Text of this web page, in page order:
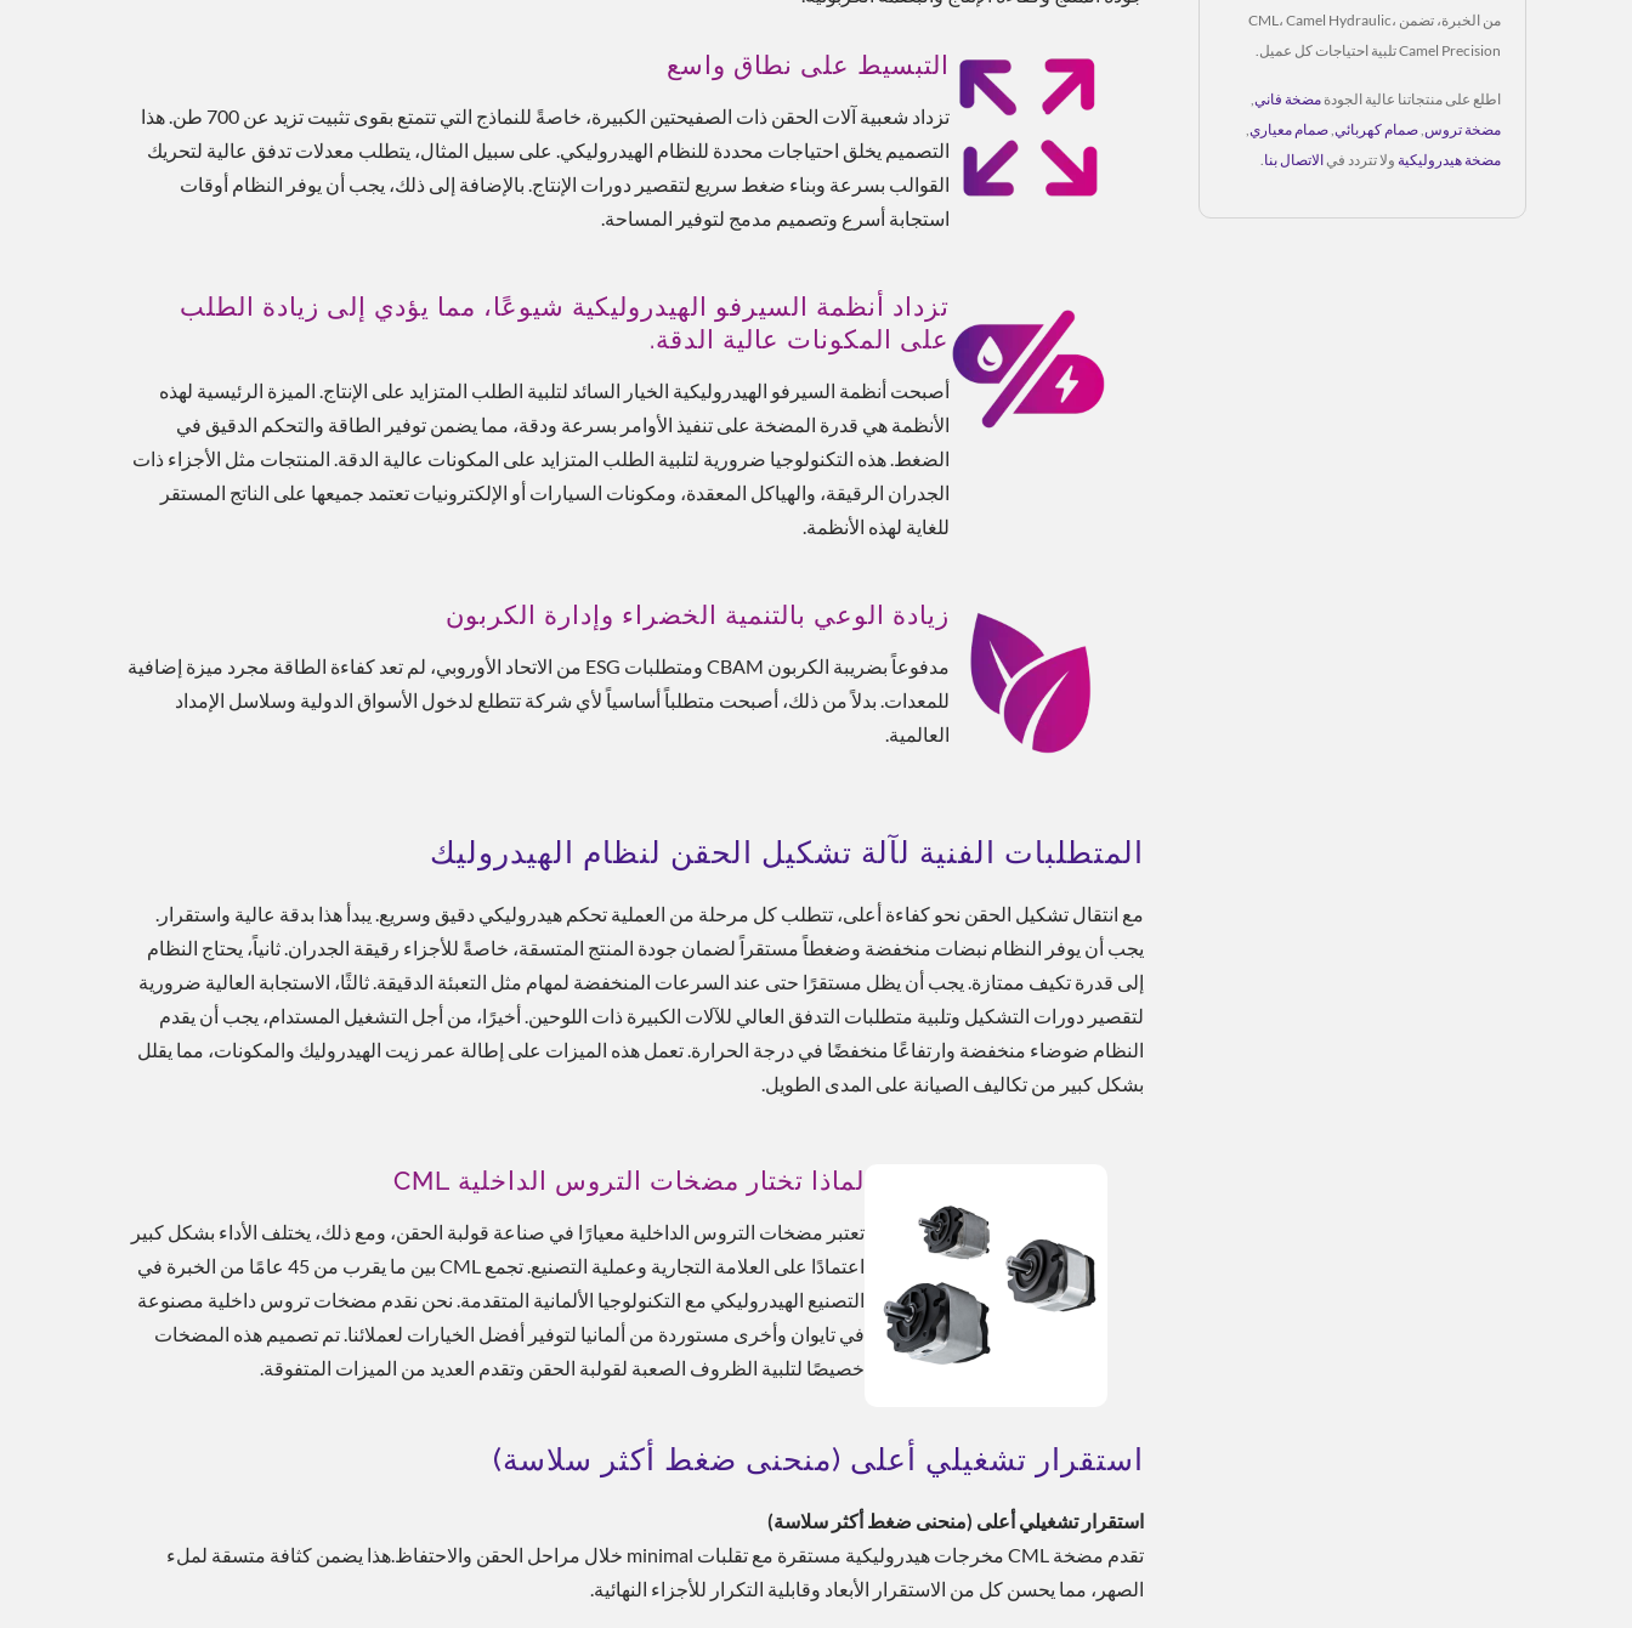
التبسيط على نطاق واسع
تزداد شعبية آلات الحقن ذات الصفيحتين الكبيرة، خاصةً للنماذج التي تتمتع بقوى تثبيت تزيد عن 700 طن. هذا
التصميم يخلق احتياجات محددة للنظام الهيدروليكي. على سبيل المثال، يتطلب معدلات تدفق عالية لتحريك
القوالب بسرعة وبناء ضغط سريع لتقصير دورات الإنتاج. بالإضافة إلى ذلك، يجب أن يوفر النظام أوقات
استجابة أسرع وتصميم مدمج لتوفير المساحة.
تزداد أنظمة السيرفو الهيدروليكية شيوعًا، مما يؤدي إلى زيادة الطلب
على المكونات عالية الدقة.
أصبحت أنظمة السيرفو الهيدروليكية الخيار السائد لتلبية الطلب المتزايد على الإنتاج. الميزة الرئيسية لهذه
الأنظمة هي قدرة المضخة على تنفيذ الأوامر بسرعة ودقة، مما يضمن توفير الطاقة والتحكم الدقيق في
الضغط. هذه التكنولوجيا ضرورية لتلبية الطلب المتزايد على المكونات عالية الدقة. المنتجات مثل الأجزاء ذات
الجدران الرقيقة، والهياكل المعقدة، ومكونات السيارات أو الإلكترونيات تعتمد جميعها على الناتج المستقر
للغاية لهذه الأنظمة.
زيادة الوعي بالتنمية الخضراء وإدارة الكربون
مدفوعاً بضريبة الكربون CBAM ومتطلبات ESG من الاتحاد الأوروبي، لم تعد كفاءة الطاقة مجرد ميزة إضافية
للمعدات. بدلاً من ذلك، أصبحت متطلباً أساسياً لأي شركة تتطلع لدخول الأسواق الدولية وسلاسل الإمداد
العالمية.
المتطلبات الفنية لآلة تشكيل الحقن لنظام الهيدروليك
مع انتقال تشكيل الحقن نحو كفاءة أعلى، تتطلب كل مرحلة من العملية تحكم هيدروليكي دقيق وسريع. يبدأ هذا بدقة عالية واستقرار.
يجب أن يوفر النظام نبضات منخفضة وضغطاً مستقراً لضمان جودة المنتج المتسقة، خاصةً للأجزاء رقيقة الجدران. ثانياً، يحتاج النظام
إلى قدرة تكيف ممتازة. يجب أن يظل مستقرًا حتى عند السرعات المنخفضة لمهام مثل التعبئة الدقيقة. ثالثًا، الاستجابة العالية ضرورية
لتقصير دورات التشكيل وتلبية متطلبات التدفق العالي للآلات الكبيرة ذات اللوحين. أخيرًا، من أجل التشغيل المستدام، يجب أن يقدم
النظام ضوضاء منخفضة وارتفاعًا منخفضًا في درجة الحرارة. تعمل هذه الميزات على إطالة عمر زيت الهيدروليك والمكونات، مما يقلل
بشكل كبير من تكاليف الصيانة على المدى الطويل.
لماذا تختار مضخات التروس الداخلية CML
تعتبر مضخات التروس الداخلية معيارًا في صناعة قولبة الحقن، ومع ذلك، يختلف الأداء بشكل كبير
اعتمادًا على العلامة التجارية وعملية التصنيع. تجمع CML بين ما يقرب من 45 عامًا من الخبرة في
التصنيع الهيدروليكي مع التكنولوجيا الألمانية المتقدمة. نحن نقدم مضخات تروس داخلية مصنوعة
في تايوان وأخرى مستوردة من ألمانيا لتوفير أفضل الخيارات لعملائنا. تم تصميم هذه المضخات
خصيصًا لتلبية الظروف الصعبة لقولبة الحقن وتقدم العديد من الميزات المتفوقة.
استقرار تشغيلي أعلى (منحنى ضغط أكثر سلاسة)
استقرار تشغيلي أعلى (منحنى ضغط أكثر سلاسة)
تقدم مضخة CML مخرجات هيدروليكية مستقرة مع تقلبات minimal خلال مراحل الحقن والاحتفاظ.هذا يضمن كثافة متسقة لملء
الصهر، مما يحسن كل من الاستقرار الأبعاد وقابلية التكرار للأجزاء النهائية.
من الخبرة، تضمن CML، Camel Hydraulic،
Camel Precision تلبية احتياجات كل عميل.
اطلع على منتجاتنا عالية الجودة مضخة فاني
مضخة تروس صمام كهربائي صمام معياري
مضخة هيدروليكية ولا تتردد في الاتصال بنا